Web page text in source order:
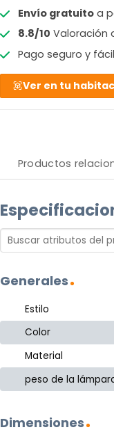
Envío gratuitoa
8.8/10 Valoración
Pago seguro y fácil
Ver en tu
Productos
Generales
Estilo
Color
Material
peso de la
Dimensiones